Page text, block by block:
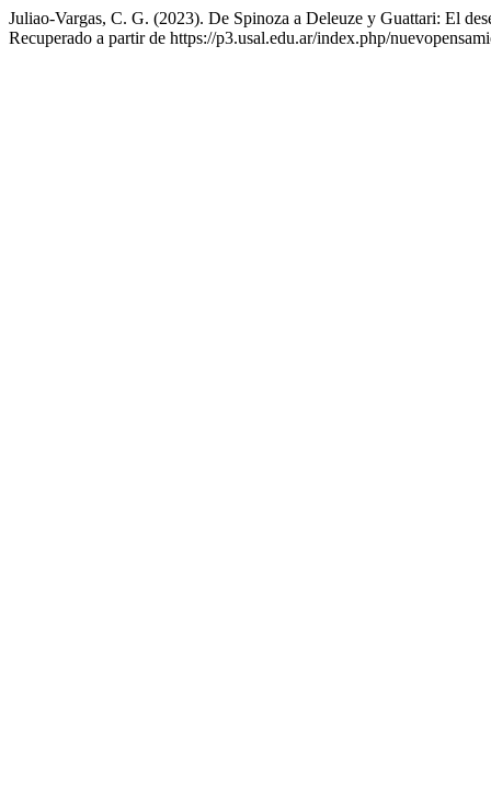
Juliao-Vargas, C. G. (2023). De Spinoza a Deleuze y Guattari: El
Recuperado a partir de https://p3.usal.edu.ar/index.php/